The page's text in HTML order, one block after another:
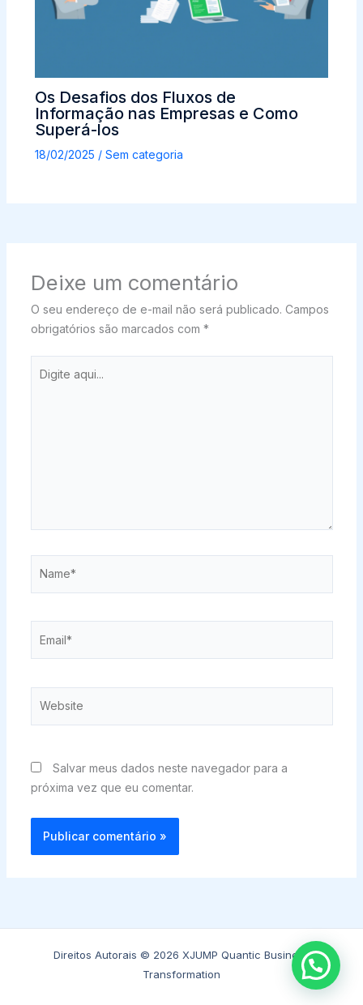
Os Desafios dos Fluxos de
Informação nas Empresas e Como
Superá-los
18/02/2025 / Sem categoria
Deixe um comentário
O seu endereço de e-mail não será publicado. Campos
obrigatórios são marcados com *
aqui...
Salvar meus dados neste navegador para a
próxima vez que eu comentar.
Direitos Autorais © 2026 XJUMP Quantic Business
Transformation